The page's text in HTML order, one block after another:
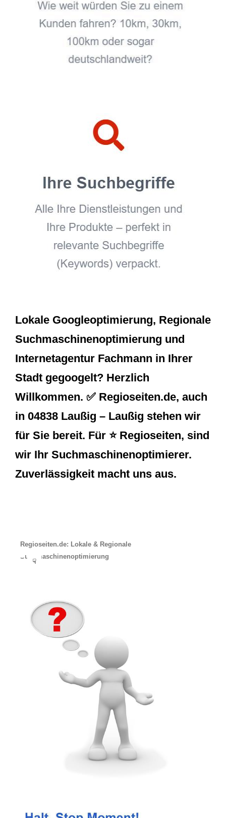
Lokale Googleoptimierung, Regionale
Suchmaschinenoptimierung und
Internetagentur Fachmann in Ihrer
Stadt gegoogelt? Herzlich
Willkommen. ✅ Regioseiten.de, auch
in 04838 Laußig – Laußig stehen wir
für Sie bereit. Für ⭐ Regioseiten, sind
wir Ihr Suchmaschinenoptimierer.
Zuverlässigkeit macht uns aus.
Regioseiten.de: Lokale & Regionale
Suchmaschinenoptimierung
☟